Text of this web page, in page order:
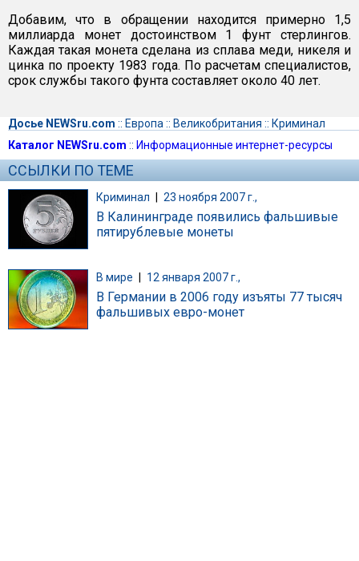
Добавим, что в обращении находится примерно 1,5
миллиарда монет достоинством 1 фунт стерлингов.
Каждая такая монета сделана из сплава меди, никеля и
цинка по проекту 1983 года. По расчетам специалистов,
срок службы такого фунта составляет около 40 лет.
Досье NEWSru.com :: Европа :: Великобритания :: Криминал
Каталог NEWSru.com :: Информационные интернет-ресурсы
ССЫЛКИ ПО ТЕМЕ
Криминал | 23 ноября 2007 г.,
В Калининграде появились фальшивые
пятирублевые монеты
В мире 12 января 2007 г.,
В Германии в 2006 году изъяты 77 тысяч
фальшивых евро-монет